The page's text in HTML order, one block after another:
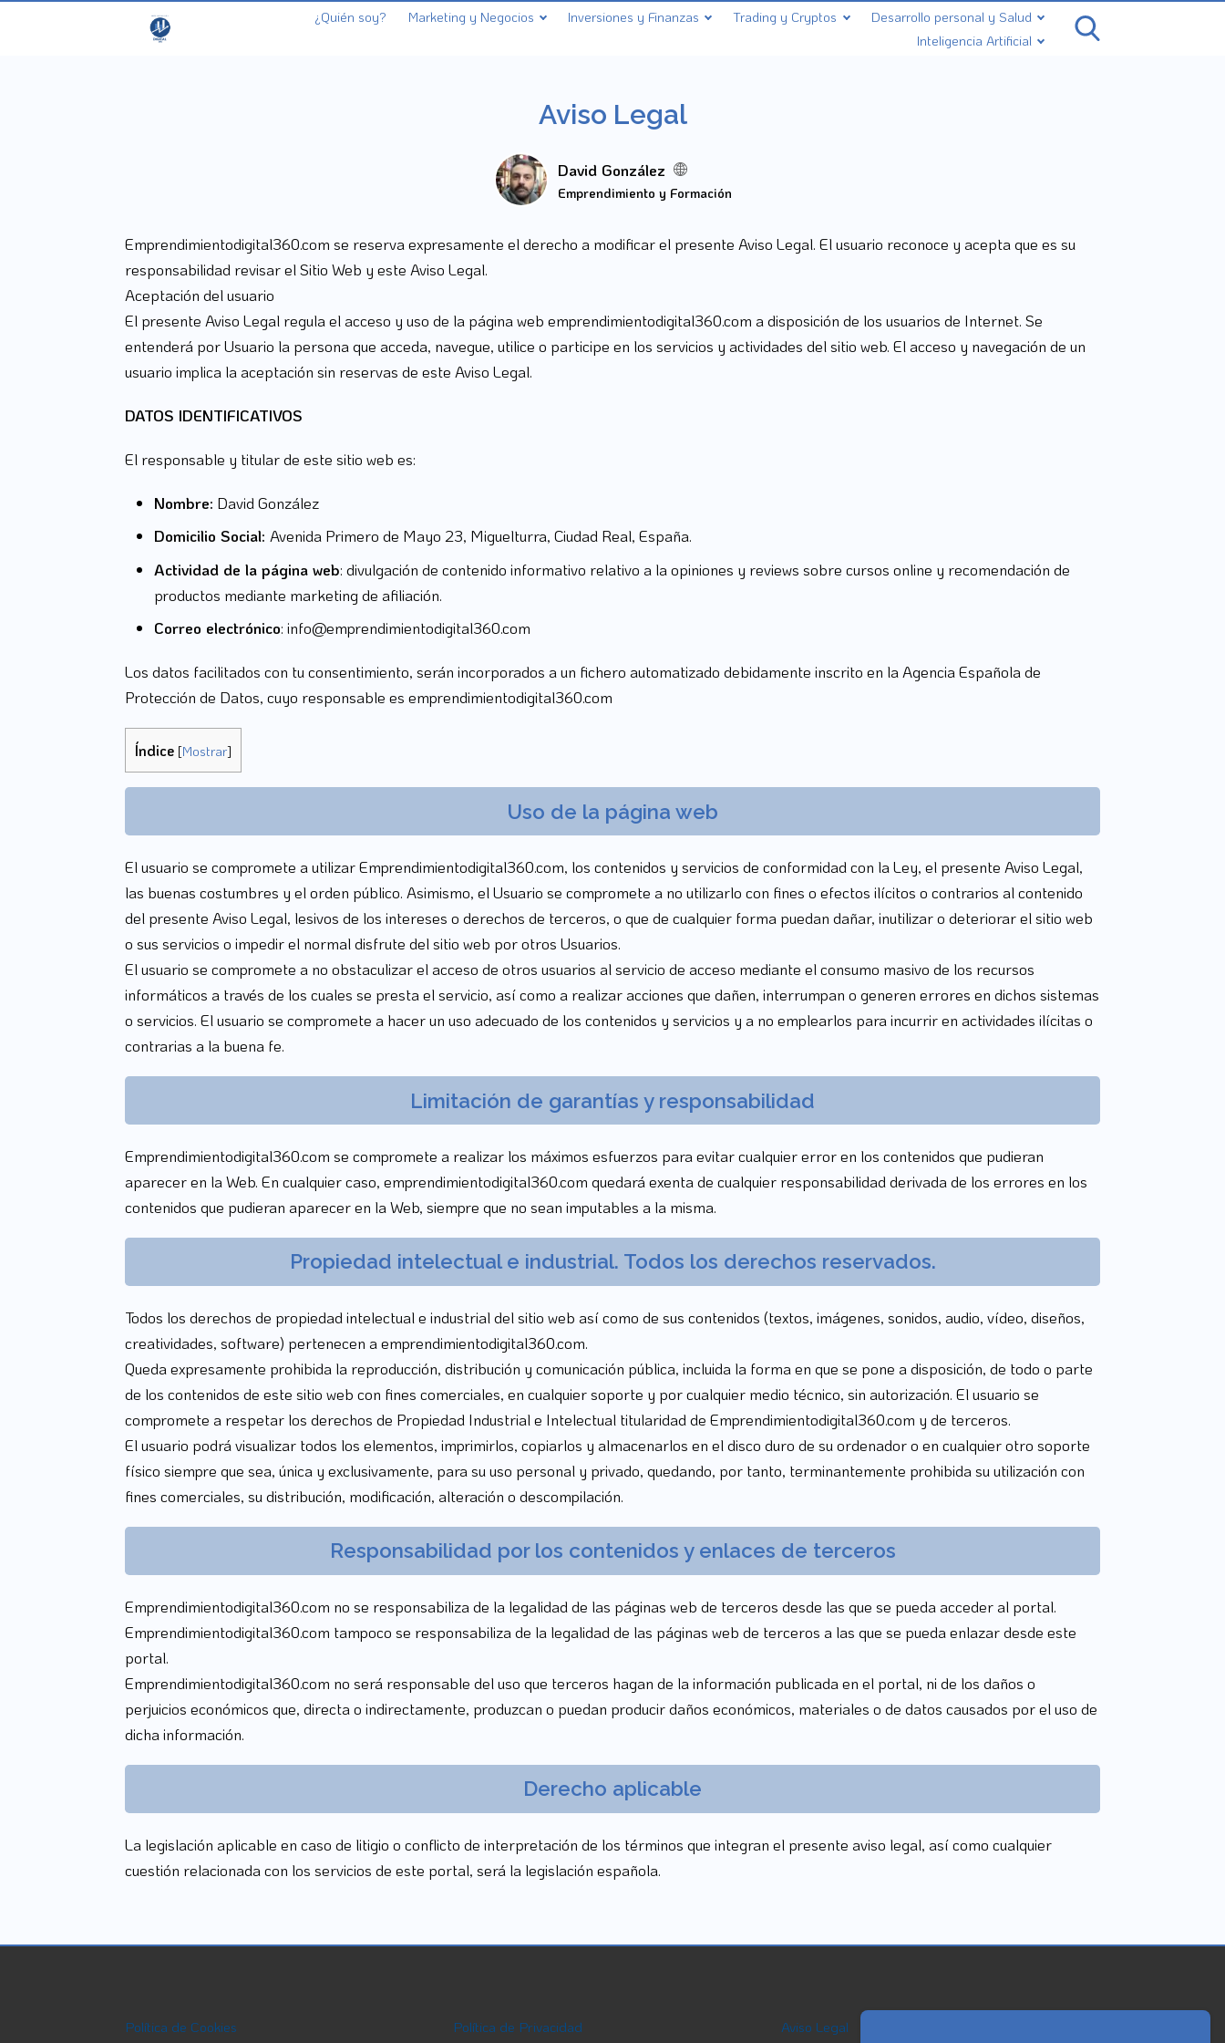
¿Quién soy? Marketing y Negocios Inversiones y Finanzas Trading y Cryptos
Desarrollo personal y Salud
Inteligencia Artificial
Aviso Legal
David González
Emprendimiento y Formación
Emprendimientodigital360.com se reserva expresamente el derecho a modificar el presente Aviso Legal. El usuario reconoce y acepta que es su
responsabilidad revisar el Sitio Web y este Aviso Legal.
Aceptación del usuario
El presente Aviso Legal regula el acceso y uso de la página web emprendimientodigital360.com a disposición de los usuarios de Internet. Se
entenderá por Usuario la persona que acceda, navegue, utilice o participe en los servicios y actividades del sitio web. El acceso y navegación de un
usuario implica la aceptación sin reservas de este Aviso Legal.
DATOS IDENTIFICATIVOS
El responsable y titular de este sitio web es:
Nombre: David González
Domicilio Social: Avenida Primero de Mayo 23, Miguelturra, Ciudad Real, España.
Actividad de la página web: divulgación de contenido informativo relativo a la opiniones y reviews sobre cursos online y recomendación de
productos mediante marketing de afiliación.
Correo electrónico: info@emprendimientodigital360.com
Los datos facilitados con tu consentimiento, serán incorporados a un fichero automatizado debidamente inscrito en la Agencia Española de
Protección de Datos, cuyo responsable es emprendimientodigital360.com
Índice [Mostrar]
Uso de la página web
El usuario se compromete a utilizar Emprendimientodigital360.com, los contenidos y servicios de conformidad con la Ley, el presente Aviso Legal,
las buenas costumbres y el orden público. Asimismo, el Usuario se compromete a no utilizarlo con fines o efectos ilícitos o contrarios al contenido
del presente Aviso Legal, lesivos de los intereses o derechos de terceros, o que de cualquier forma puedan dañar, inutilizar o deteriorar el sitio web
o sus servicios o impedir el normal disfrute del sitio web por otros Usuarios.
El usuario se compromete a no obstaculizar el acceso de otros usuarios al servicio de acceso mediante el consumo masivo de los recursos
informáticos a través de los cuales se presta el servicio, así como a realizar acciones que dañen, interrumpan o generen errores en dichos sistemas
o servicios. El usuario se compromete a hacer un uso adecuado de los contenidos y servicios y a no emplearlos para incurrir en actividades ilícitas o
contrarias a la buena fe.
Limitación de garantías y responsabilidad
Emprendimientodigital360.com se compromete a realizar los máximos esfuerzos para evitar cualquier error en los contenidos que pudieran
aparecer en la Web. En cualquier caso, emprendimientodigital360.com quedará exenta de cualquier responsabilidad derivada de los errores en los
contenidos que pudieran aparecer en la Web, siempre que no sean imputables a la misma.
Propiedad intelectual e industrial. Todos los derechos reservados.
Todos los derechos de propiedad intelectual e industrial del sitio web así como de sus contenidos (textos, imágenes, sonidos, audio, vídeo, diseños,
creatividades, software) pertenecen a emprendimientodigital360.com.
Queda expresamente prohibida la reproducción, distribución y comunicación pública, incluida la forma en que se pone a disposición, de todo o parte
de los contenidos de este sitio web con fines comerciales, en cualquier soporte y por cualquier medio técnico, sin autorización. El usuario se
compromete a respetar los derechos de Propiedad Industrial e Intelectual titularidad de Emprendimientodigital360.com y de terceros.
El usuario podrá visualizar todos los elementos, imprimirlos, copiarlos y almacenarlos en el disco duro de su ordenador o en cualquier otro soporte
físico siempre que sea, única y exclusivamente, para su uso personal y privado, quedando, por tanto, terminantemente prohibida su utilización con
fines comerciales, su distribución, modificación, alteración o descompilación.
Responsabilidad por los contenidos y enlaces de terceros
Emprendimientodigital360.com no se responsabiliza de la legalidad de las páginas web de terceros desde las que se pueda acceder al portal.
Emprendimientodigital360.com tampoco se responsabiliza de la legalidad de las páginas web de terceros a las que se pueda enlazar desde este
portal.
Emprendimientodigital360.com no será responsable del uso que terceros hagan de la información publicada en el portal, ni de los daños o
perjuicios económicos que, directa o indirectamente, produzcan o puedan producir daños económicos, materiales o de datos causados por el uso de
dicha información.
Derecho aplicable
La legislación aplicable en caso de litigio o conflicto de interpretación de los términos que integran el presente aviso legal, así como cualquier
cuestión relacionada con los servicios de este portal, será la legislación española.
Política de Cookies Política de Privacidad Aviso Legal